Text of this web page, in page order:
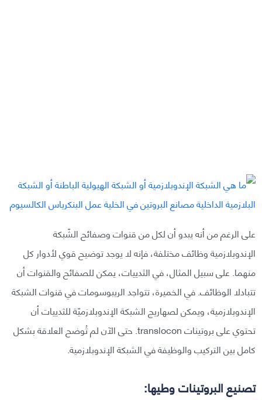
على الرغم من أنه يبدو أن لكل من قنوات وصفائح الشّبكة
الإندوبلازمية وظائف مختلفة، فإنه لا يوجد توضيح قوي لأدوار كل
منهما. على سبيل المثال، في الثدييات، يمكن للصفائح والقنوات أن
تتبادلا الوظائف. في الخميرة، تتواجد الريبوسومات في قنوات الشبكة
الإندوبلازمية، ويمكن لصهاريج الشبكة الإندوبلازميّة للثدييات أن
تحتوي على بروتينات translocon. حتى الآن لم تُوضح العلاقة بشكل
كامل بين التركيب والوظيفة في الشبكة الإندوبلازمية.
تصنيع البروتينات وطيها: